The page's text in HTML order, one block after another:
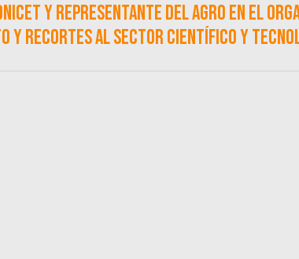
y representante del agro en el
y recortes al sector científico y